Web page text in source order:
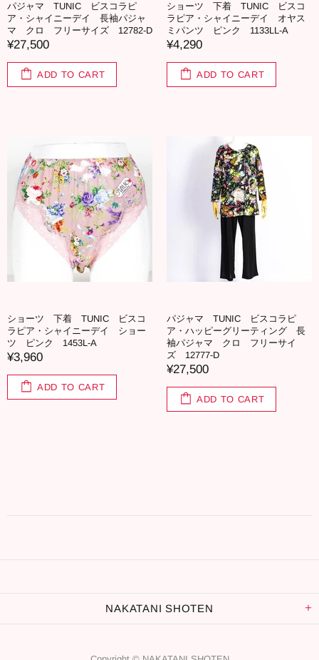
パジャマ TUNIC ビスコラピ
ア・シャイニーデイ 長袖パジャ
マ クロ フリーサイズ 12782-D
¥27,500
ADD TO CART
ショーツ 下着 TUNIC ビスコ
ラピア・シャイニーデイ オヤス
ミパンツ ピンク 1133LL-A
¥4,290
ADD TO CART
ショーツ 下着 TUNIC ビスコ
ラピア・シャイニーデイ ショー
ツ ピンク 1453L-A
¥3,960
ADD TO CART
パジャマ TUNIC ビスコラピ
ア・ハッピーグリーティング 長
袖パジャマ クロ フリーサイ
ズ 12777-D
¥27,500
ADD TO CART
NAKATANI SHOTEN